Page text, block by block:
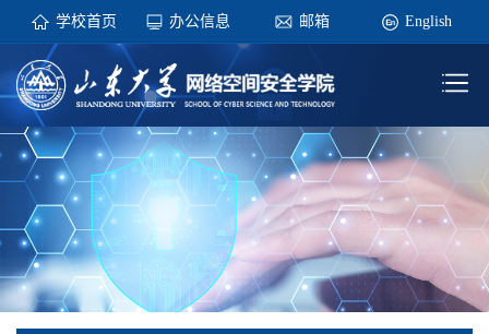
学校首页 办公信息 邮箱 English